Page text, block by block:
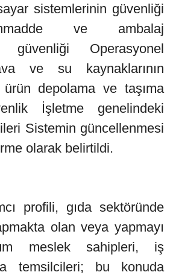
sistemlerinin güvenliği
ve ambalaj
güvenliği Operasyonel
ve su kaynaklarının
depolama ve taşıma
İşletme genelindeki
Sistemin güncellenmesi
olarak belirtildi.
profili, gıda sektöründe
olan veya yapmayı
meslek sahipleri, iş
temsilcileri; bu konuda